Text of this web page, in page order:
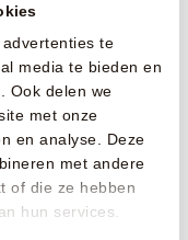
te
media te bieden en
Ook delen we
met onze
en analyse. Deze
met andere
of die ze hebben
hun services.
om
van de
van de
te
over de
van de
3